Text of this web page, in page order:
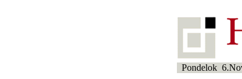
Pondelok